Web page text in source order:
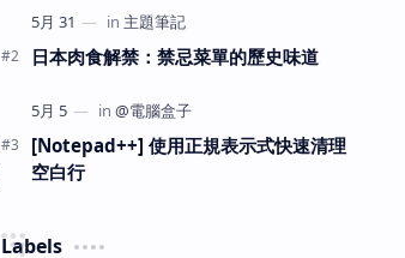
日本肉食解禁：禁忌菜單的歷史味道
[Notepad++] 使用正規表示式快速清理
空白行
Labels